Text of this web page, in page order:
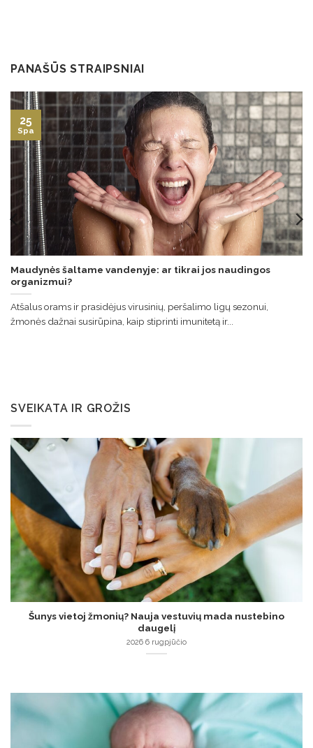
PANAŠŪS STRAIPSNIAI
Maudynės šaltame vandenyje: ar tikrai jos naudingos
organizmui?
Atšalus orams ir prasidėjus virusinių, peršalimo ligų sezonui,
žmonės dažnai susirūpina, kaip stiprinti imunitetą ir...
25
Spa
SVEIKATA IR GROŽIS
Šunys vietoj žmonių? Nauja vestuvių mada nustebino
daugelį
2026 6 rugpjūčio